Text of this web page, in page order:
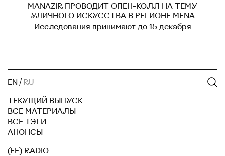
MANAZIR ПРОВОДИТ ОПЕН-КОЛЛ НА ТЕМУ
УЛИЧНОГО ИСКУССТВА В РЕГИОНЕ MENA
Исследования принимают до 15 декабря
EN / RU
ТЕКУЩИЙ ВЫПУСК
ВСЕ МАТЕРИАЛЫ
ВСЕ ТЭГИ
АНОНСЫ
(EE) RADIO